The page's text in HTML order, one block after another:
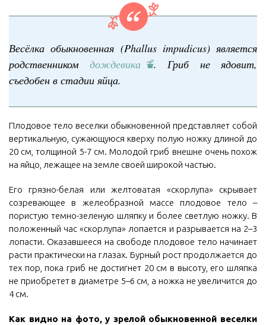
Весёлка обыкновенная (Phallus impudicus) является
родственником дождевика
. Гриб не ядовит,
съедобен в стадии яйца.
Плодовое тело веселки обыкновенной представляет собой
вертикальную, сужающуюся кверху полую ножку длиной до
20 см, толщиной 5-7 см. Молодой гриб внешне очень похож
на яйцо, лежащее на земле своей широкой частью.
Его грязно-белая или желтоватая «скорлупа» скрывает
созревающее в желеобразной массе плодовое тело –
пористую темно-зеленую шляпку и более светлую ножку. В
положенный час «скорлупа» лопается и разрывается на 2–3
лопасти. Оказавшееся на свободе плодовое тело начинает
расти практически на глазах. Бурный рост продолжается до
тех пор, пока гриб не достигнет 20 см в высоту, его шляпка
не приобретет в диаметре 5–6 см, а ножка не увеличится до
4 см.
Как видно на фото, у зрелой обыкновенной веселки